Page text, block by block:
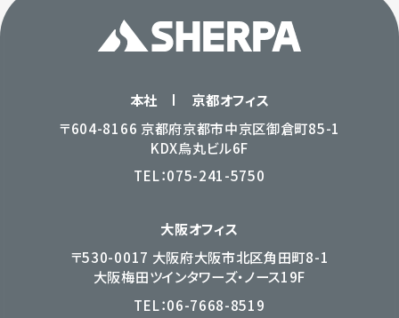
本社
京都オフィス
〒604-8166 京都府京都市中京区御倉町85-1
KDX烏丸ビル6F
TEL：075-241-5750
大阪オフィス
〒530-0017 大阪府大阪市北区角田町8-1
大阪梅田ツインタワーズ・ノース19F
TEL：06-7668-8519